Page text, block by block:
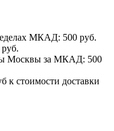
МКАД: 500 руб.
Москвы за МКАД: 500
к стоимости доставки